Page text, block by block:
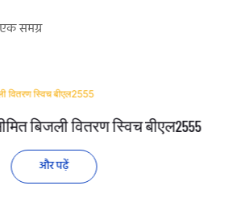
समग्र
बिजली वितरण स्विच बीएल2555
और पढ़ें